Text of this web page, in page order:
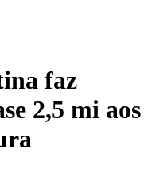
faz
2,5 mi aos